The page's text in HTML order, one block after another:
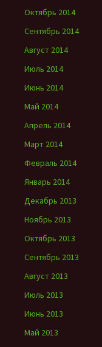
Октябрь 2014
Сентябрь 2014
Август 2014
Июль 2014
Июнь 2014
Май 2014
Апрель 2014
Март 2014
Февраль 2014
Январь 2014
Декабрь 2013
Ноябрь 2013
Октябрь 2013
Сентябрь 2013
Август 2013
Июль 2013
Июнь 2013
Май 2013